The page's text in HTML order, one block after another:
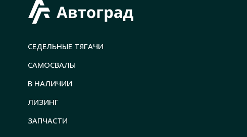
СЕДЕЛЬНЫЕ ТЯГАЧИ
САМОСВАЛЫ
В НАЛИЧИИ
ЛИЗИНГ
ЗАПЧАСТИ